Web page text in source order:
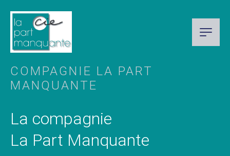
COMPAGNIE LA PART
MANQUANTE
La compagnie
La Part Manquante